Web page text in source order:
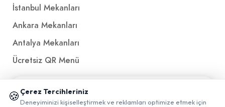
İstanbul Mekanları
Ankara Mekanları
Antalya Mekanları
Ücretsiz QR Menü
Politikalar ve Şartlar
🍪 Çerez Tercihleriniz
Deneyiminizi kişiselleştirmek ve reklamları optimize etmek için
📱 Mobil uygulamamızı keşfedin!
✖